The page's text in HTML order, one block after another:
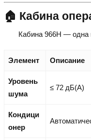
🏠 Кабина
Кабина 966H — одна
Элемент Описание
Уровень
шума
≤ 72 дБ(А)
Кондици
онер